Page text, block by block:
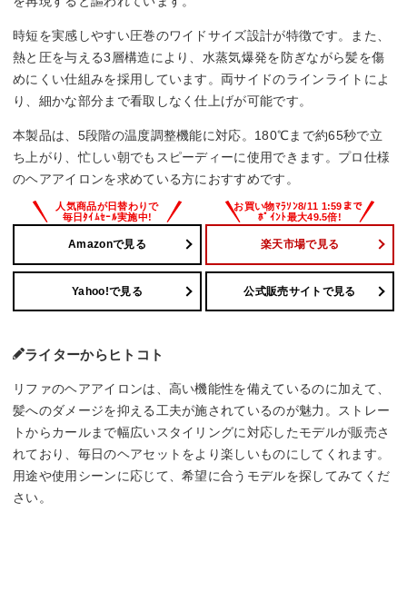
◯
重量
時短を実感しやすい圧巻のワイドサイズ設計が特徴です。また、
熱と圧を与える3層構造により、水蒸気爆発を防ぎながら髪を傷
めにくい仕組みを採用しています。両サイドのラインライトによ
り、細かな部分まで看取しなく仕上げが可能です。
本製品は、5段階の温度調整機能に対応。180℃まで約65秒で立
ち上がり、忙しい朝でもスピーディーに使用できます。プロ仕様
のヘアアイロンを求めている方におすすめです。
Amazonで見る 楽天市場で見る
Yahoo!で見る 公式販売サイトで見る
ライターからヒトコト
リファのヘアアイロンは、高い機能性を備えているのに加えて、
髪へのダメージを抑える工夫が施されているのが魅力。ストレー
トからカールまで幅広いスタイリングに対応したモデルが販売さ
れており、毎日のヘアセットをより楽しいものにしてくれます。
用途や使用シーンに応じて、希望に合うモデルを探してみてくだ
さい。